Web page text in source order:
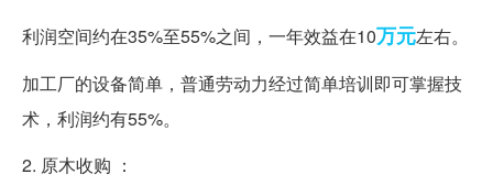
利润空间约在35%至55%之间，一年效益在10万元左右。
加工厂的设备简单，普通劳动力经过简单培训即可掌握技
术，利润约有55%。
2. 原木收购 ：